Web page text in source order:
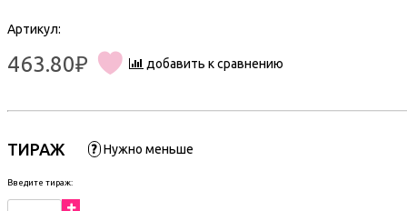
Артикул:
463.80₽ добавить к сравнению
ТИРАЖ ? Нужно меньше
Введите тираж: